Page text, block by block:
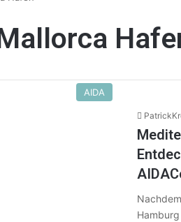
AIDA